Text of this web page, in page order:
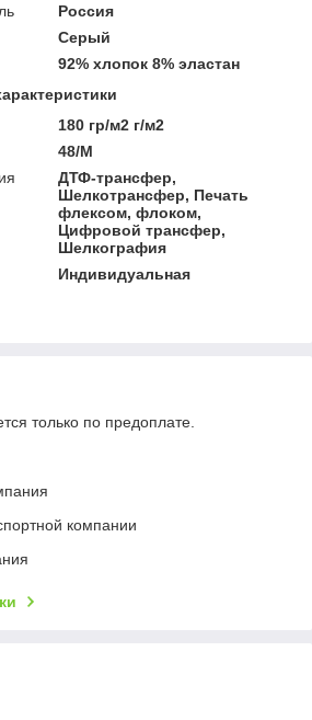
Россия
Серый
92% хлопок 8% эластан
180 гр/м2 г/м2
48/M
ДТФ-трансфер,
Шелкотрансфер, Печать
флексом, флоком,
Цифровой трансфер,
Шелкография
Индивидуальная
только по предоплате.
компании